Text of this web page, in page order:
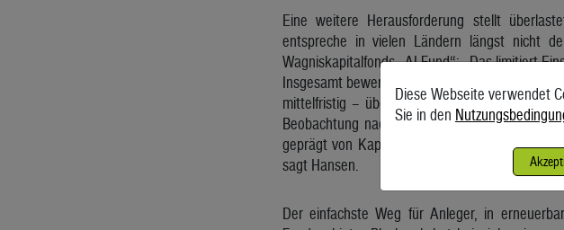
Eine weitere Herausforderung stellt
entspreche in vielen Ländern längst nicht
Wagniskapitalfonds „AI Fund“: „Das limitiert
Insgesamt bewertet Hansen den Ausblick des
mittelfristig – überwiegen die Chancen die
Beobachtung nach bewerten vor allem
geprägt von Kapitalabflüssen, sind
sagt Hansen.
Der einfachste Weg für Anleger, in
Diese Webseite verwendet
Sie in den